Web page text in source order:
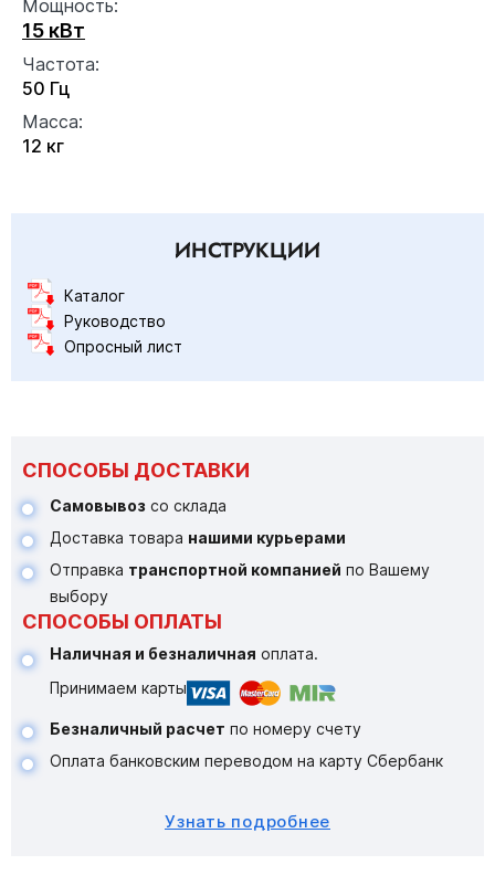
Мощность:
15 кВт
Частота:
50 Гц
Масса:
12 кг
ИНСТРУКЦИИ
Каталог
Руководство
Опросный лист
СПОСОБЫ ДОСТАВКИ
Самовывоз со склада
Доставка товара нашими курьерами
Отправка транспортной компанией по Вашему
выбору
СПОСОБЫ ОПЛАТЫ
Наличная и безналичная оплата.
Принимаем карты
Безналичный расчет по номеру счету
Оплата банковским переводом на карту Сбербанк
Узнать подробнее